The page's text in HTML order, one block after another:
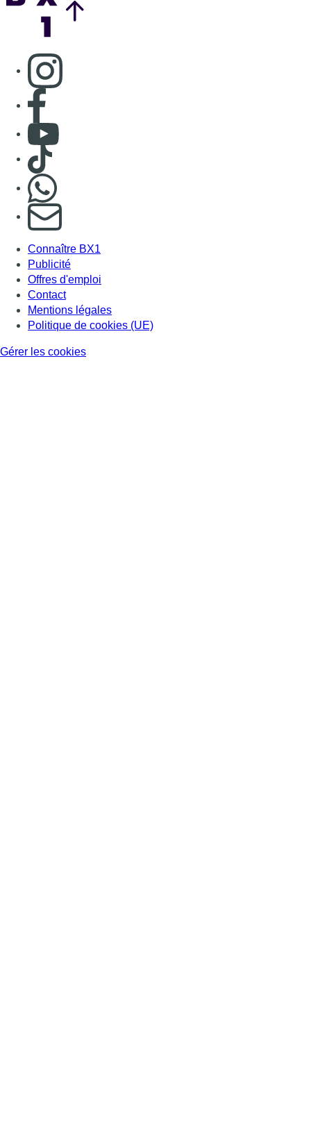
Consulter page Instagram
Consulter page Facebook
Consulter Youtube
Consulter TikTok
S'abonner à notre newsletter
Connaître BX1
Publicité
Offres d'emploi
Contact
Mentions légales
Politique de cookies (UE)
Gérer les cookies